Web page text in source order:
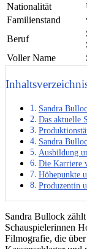
Nationalität
Familienstand
Beruf
Voller Name
Sandra
Das aktuelle
Sandra
Ausbildung
Die Karriere
Höhepunkte
Produzentin
Sandra Bullock
Schauspielerinnen
Filmografie, die